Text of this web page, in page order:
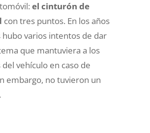
el cinturón de
con tres puntos. En los años
varios intentos de dar
que mantuviera a los
vehículo en caso de
embargo, no tuvieron un